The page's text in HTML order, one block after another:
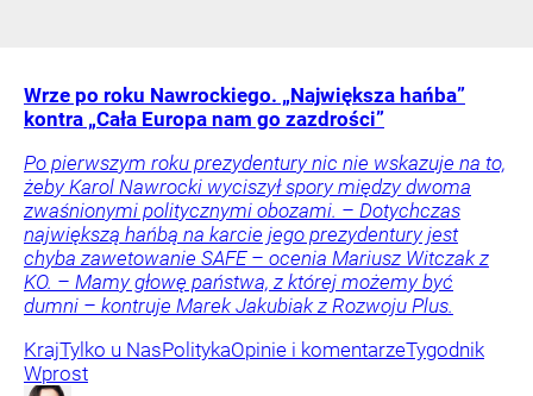
Wrze po roku Nawrockiego. „Największa hańba”
kontra „Cała Europa nam go zazdrości”
Po pierwszym roku prezydentury nic nie wskazuje na to,
żeby Karol Nawrocki wyciszył spory między dwoma
zwaśnionymi politycznymi obozami. – Dotychczas
największą hańbą na karcie jego prezydentury jest
chyba zawetowanie SAFE – ocenia Mariusz Witczak z
KO. – Mamy głowę państwa, z której możemy być
dumni – kontruje Marek Jakubiak z Rozwoju Plus.
KrajTylko u NasPolitykaOpinie i komentarzeTygodnik
Wprost